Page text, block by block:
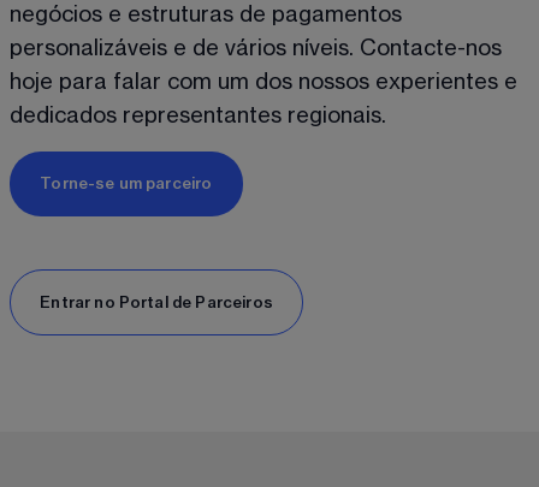
negócios e estruturas de pagamentos
personalizáveis e de vários níveis. Contacte-nos
hoje para falar com um dos nossos experientes e
dedicados representantes regionais.
Torne-se um parceiro
Entrar no Portal de Parceiros